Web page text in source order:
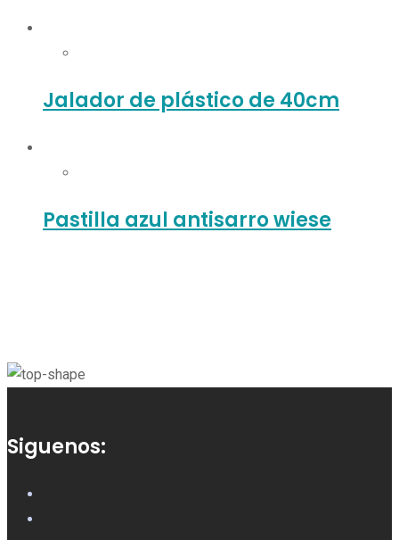
Jalador de plástico de 40cm
Pastilla azul antisarro wiese
Siguenos: